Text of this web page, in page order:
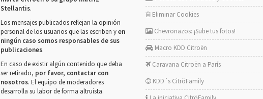
Stellantis.
Los mensajes publicados reflejan la opinión
personal de los usuarios que las escriben yen
ningún caso somos responsables de sus
publicaciones.
En caso de existir algún contenido que deba
ser retirado, por favor, contactar con
nosotros. El equipo de moderadores
desarrolla su labor de forma altruista.
Eliminar Cookies
Chevronazos: ¡Sube tus fotos!
Macro KDD Citroën
Caravana Citroën a París
KDD´s CitröFamily